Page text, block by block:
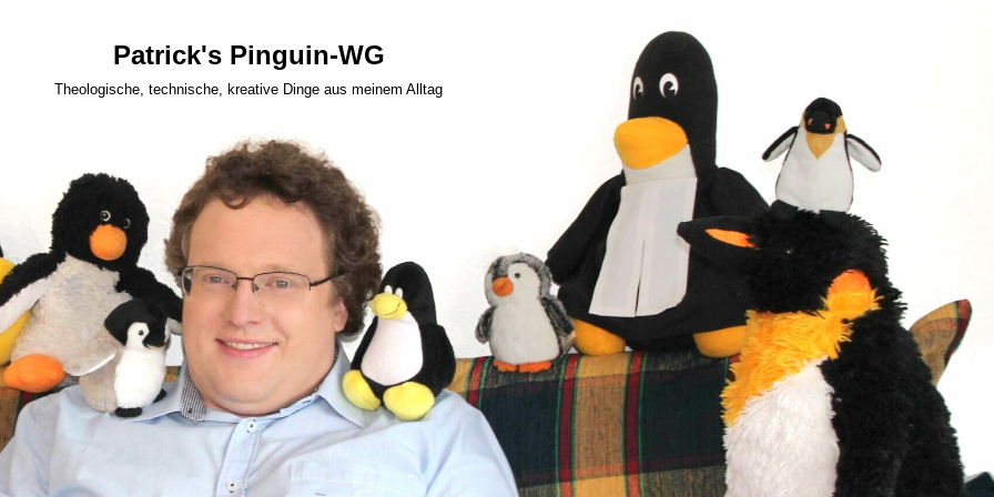
Patrick's Pinguin-WG
Theologische, technische, kreative Dinge aus meinem Alltag